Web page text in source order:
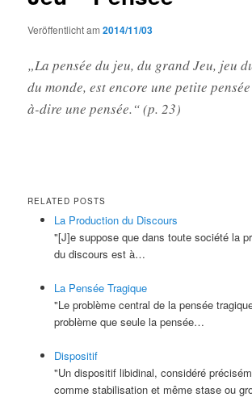
Veröffentlicht am2014/11/03
„La pensée du jeu, du grand Jeu, jeu
du monde, est encore une petite
à-dire une pensée.“ (p. 23)
RELATED POSTS
La Production du Discours
"[J]e suppose que dans toute société la
du discours est à…
La Pensée Tragique
"Le problème central de la pensée
problème que seule la pensée…
Dispositif
"Un dispositif libidinal, considéré
comme stabilisation et même stase ou